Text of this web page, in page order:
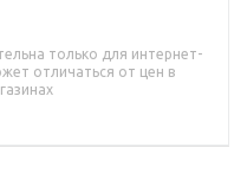
только для интернет-
отличаться от цен в